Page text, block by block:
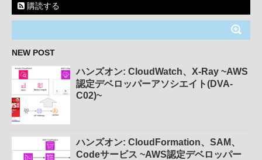
購読する
NEW POST
ハンズオン: CloudWatch、X-Ray ~AWS
認定デベロッパーアソシエイト(DVA-
C02)~
ハンズオン: CloudFormation、SAM、
Codeサービス ~AWS認定デベロッパー